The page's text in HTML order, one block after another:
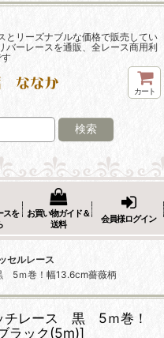
とリーズナブルな価格で販売してい
バーレースを通販、全レース商用利
カート
検索
スを
お買い物ガイド＆
送料
会員様ログイン
セルレース
5ｍ巻！幅13.6cm薔薇柄
チレース 黒 5ｍ巻！
ック(5m)]